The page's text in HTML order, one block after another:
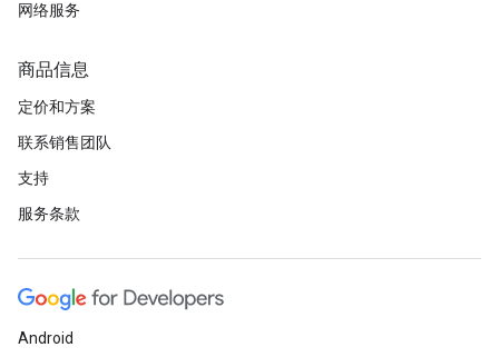
网络服务
商品信息
定价和方案
联系销售团队
支持
服务条款
Android